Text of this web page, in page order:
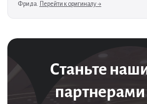
Фрида.
Перейти к оригиналу →
Станьте
партнерами